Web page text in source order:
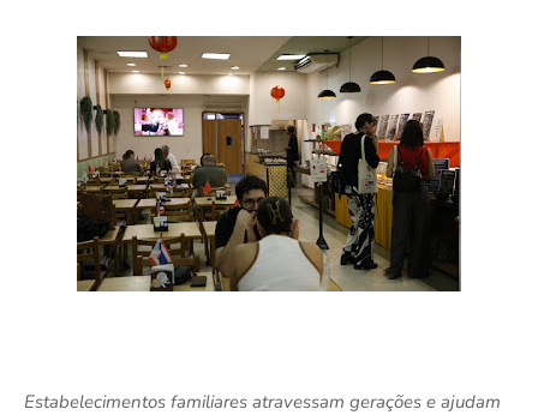
Estabelecimentos familiares atravessam gerações e ajudam